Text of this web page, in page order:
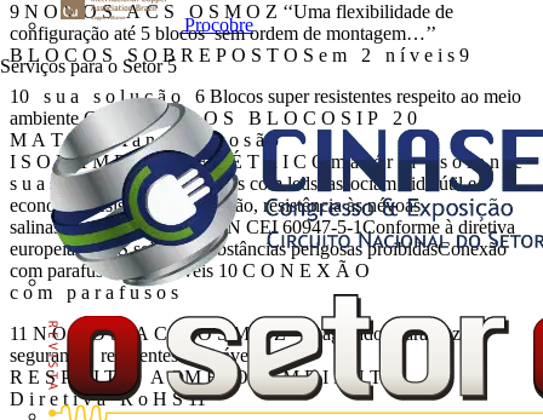
Procobre
Serviços para o Setor 5
9 N O V O S A C S O S M O Z ‘‘Uma flexibilidade de
configuração até 5 blocos sem ordem de montagem…’’
B L O C O S S O B R E P O S T O S e m 2 n í v e i s 9
10 s u a s o l u ç ã o 6 Blocos super resistentes respeito ao meio
ambiente C O R P O D O S B L O C O S I P 2 0
M A T É R I A a n t i c o r r o s ã o
I S O L A M E N T O E L É T R I C O m a t é r i a i s o l a n t e
s u a s v a n t a g e n s Blocos com leds: associam vida útil e
economiaResistência à corrosão, resistência às névoas
salinas.Conforme à norma EN CEI 60947-5-1Conforme à diretiva
europeia RoHS sobre as substâncias perigosas proibidasConexão
com parafusos imperdíveis 10 C O N E X Ã O
c o m p a r a f u s o s
11 N O V O S A C S O S M O Z ‘‘Imaginados para trazer
segurança, resistentes e duráveis’’
R E S P E I T O A OM E I O A M B I E N T E
D i r e t i v a R o H S 11